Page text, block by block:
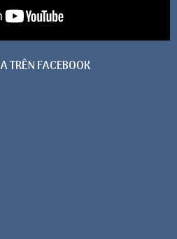
TRÊN FACEBOOK